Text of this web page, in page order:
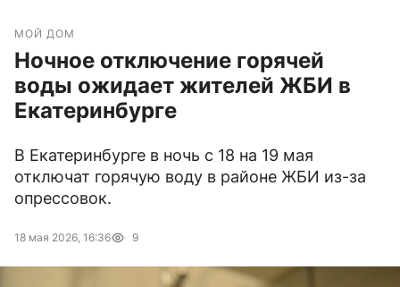
МОЙ ДОМ
Ночное отключение горячей
воды ожидает жителей ЖБИ в
Екатеринбурге
В Екатеринбурге в ночь с 18 на 19 мая
отключат горячую воду в районе ЖБИ из-за
опрессовок.
18 мая 2026, 16:36 9